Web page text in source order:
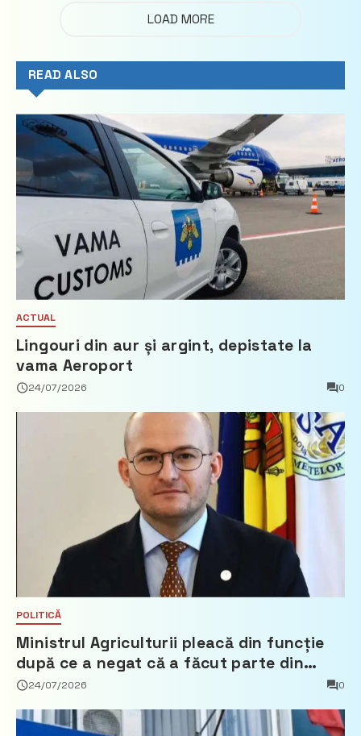
LOAD MORE
READ ALSO
ACTUAL
Lingouri din aur și argint, depistate la
vama Aeroport
24/07/2026 0
POLITICĂ
Ministrul Agriculturii pleacă din funcție
după ce a negat că a făcut parte din
Partidul Democrat
24/07/2026 0